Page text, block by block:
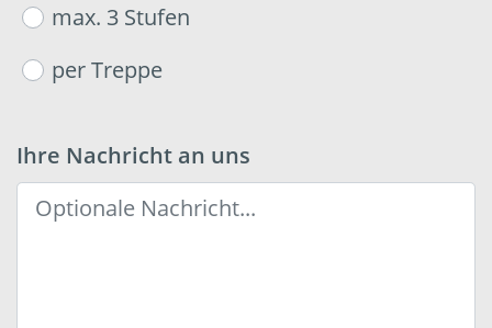
max. 3 Stufen
per Treppe
Ihre Nachricht an uns